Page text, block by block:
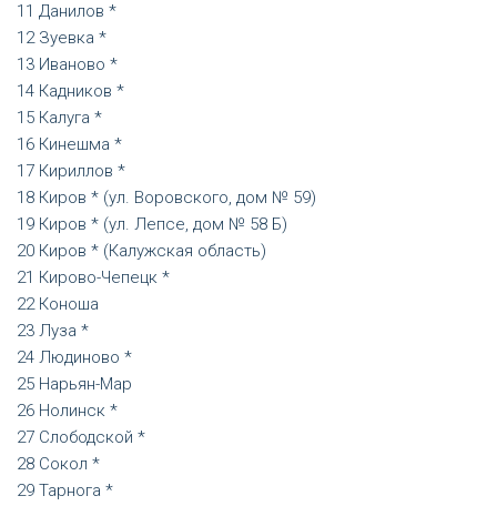
Данилов *
Зуевка *
Иваново *
Кадников *
Калуга *
Кинешма *
Кириллов *
Киров * (ул. Воровского, дом № 59)
Киров * (ул. Лепсе, дом № 58 Б)
Киров * (Калужская область)
Кирово-Чепецк *
Коноша
Луза *
Людиново *
Нарьян-Мар
Нолинск *
Слободской *
Сокол *
Тарнога *